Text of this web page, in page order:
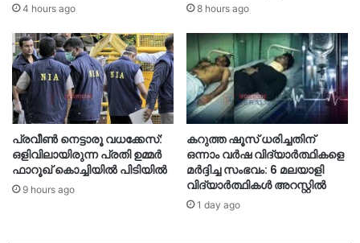
4 hours ago 8 hours ago
പ്രവീൺ നെട്ടാരൂ വധക്കേസ്:
ഒളിവിലായിരുന്ന പ്രതി ഉമ്മർ
ഫാറൂഖ് കൊച്ചിയിൽ പിടിയിൽ
9 hours ago
കറുത്ത ഷൂസ് ധരിച്ചതിന്
ഒന്നാം വർഷ വിദ്യാർത്ഥികളെ
മർദ്ദിച്ച സംഭവം: 6 മലയാളി
വിദ്യാർത്ഥികൾ അറസ്റ്റിൽ
1 day ago